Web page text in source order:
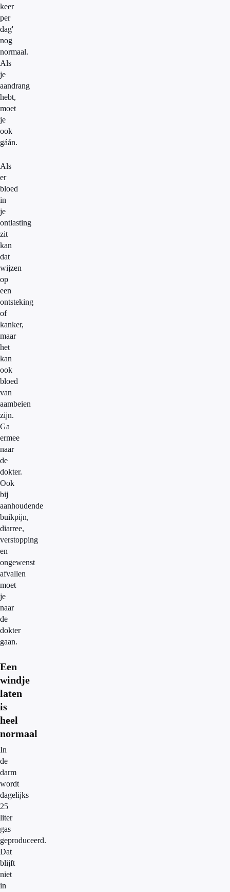
keer
per
dag'
nog
normaal.
Als
je
aandrang
hebt,
moet
je
ook
gáán.
Als
er
bloed
in
je
ontlasting
zit
kan
dat
wijzen
op
een
ontsteking
of
kanker,
maar
het
kan
ook
bloed
van
aambeien
zijn.
Ga
ermee
naar
de
dokter.
Ook
bij
aanhoudende
buikpijn,
diarree,
verstopping
en
ongewenst
afvallen
moet
je
naar
de
dokter
gaan.
Een
windje
laten
is
heel
normaal
In
de
darm
wordt
dagelijks
25
liter
gas
geproduceerd.
Dat
blijft
niet
in